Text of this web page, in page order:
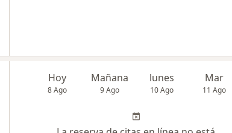
Hoy
8 Ago
Mañana
9 Ago
lunes
10 Ago
Mar
11 Ago